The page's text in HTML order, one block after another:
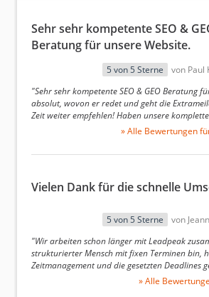
Anzahl der eingegangenen
Durchschnittliche
Diese Methode berücksichtigt
vorliegen, desto
Nach der getrennten
gewogenes arithmetisches
Um eine einheitliche Punktzahl
Ergebnis abschließend mit dem
eine entsprechende
Einschränkungen
Sehr sehr kompetente SEO &
Beratung für unsere Website.
5 von 5 Sterne
von Paul
"Sehr sehr kompetente SEO & GEO Beratung
absolut, wovon er redet und geht die
Zeit weiter empfehlen! Haben unsere
» Alle Bewertungen
Vielen Dank für die schnelle
5 von 5 Sterne
von
"Wir arbeiten schon länger mit Leadpeak
strukturierter Mensch mit fixen Terminen bin,
Zeitmanagement und die gesetzten Deadlines
» Alle